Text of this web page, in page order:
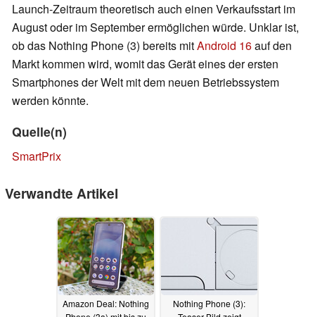
Launch-Zeitraum theoretisch auch einen Verkaufsstart im
August oder im September ermöglichen würde. Unklar ist,
ob das Nothing Phone (3) bereits mitAndroid 16auf den
Markt kommen wird, womit das Gerät eines der ersten
Smartphones der Welt mit dem neuen Betriebssystem
werden könnte.
Quelle(n)
SmartPrix
Verwandte Artikel
Amazon Deal: Nothing
Nothing Phone (3):